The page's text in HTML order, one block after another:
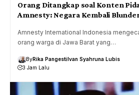
Orang Ditangkap soal Konten
Amnesty: Negara Kembali
Amnesty International Indonesia
orang warga di Jawa Barat yang…
ByRika PangestiIvan Syahruna Lubis
3 Jam Lalu